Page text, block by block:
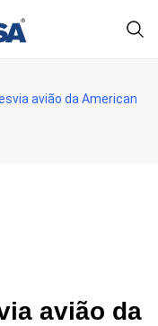
avião da American
avião da